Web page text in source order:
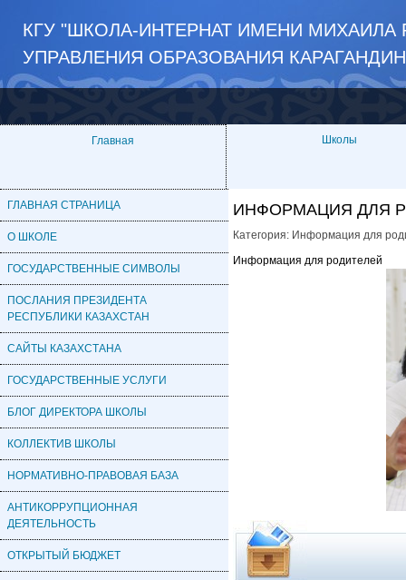
КГУ "ШКОЛА-ИНТЕРНАТ ИМЕНИ
УПРАВЛЕНИЯ ОБРАЗОВАНИЯ
Главная Школы
ГЛАВНАЯ СТРАНИЦА
О ШКОЛЕ
ГОСУДАРСТВЕННЫЕ СИМВОЛЫ
ПОСЛАНИЯ ПРЕЗИДЕНТА
РЕСПУБЛИКИ КАЗАХСТАН
САЙТЫ КАЗАХСТАНА
ГОСУДАРСТВЕННЫЕ УСЛУГИ
БЛОГ ДИРЕКТОРА ШКОЛЫ
КОЛЛЕКТИВ ШКОЛЫ
НОРМАТИВНО-ПРАВОВАЯ БАЗА
АНТИКОРРУПЦИОННАЯ
ДЕЯТЕЛЬНОСТЬ
ОТКРЫТЫЙ БЮДЖЕТ
ИНФОРМАЦИЯ ДЛЯ
Категория: Информация для
Информация для родителей